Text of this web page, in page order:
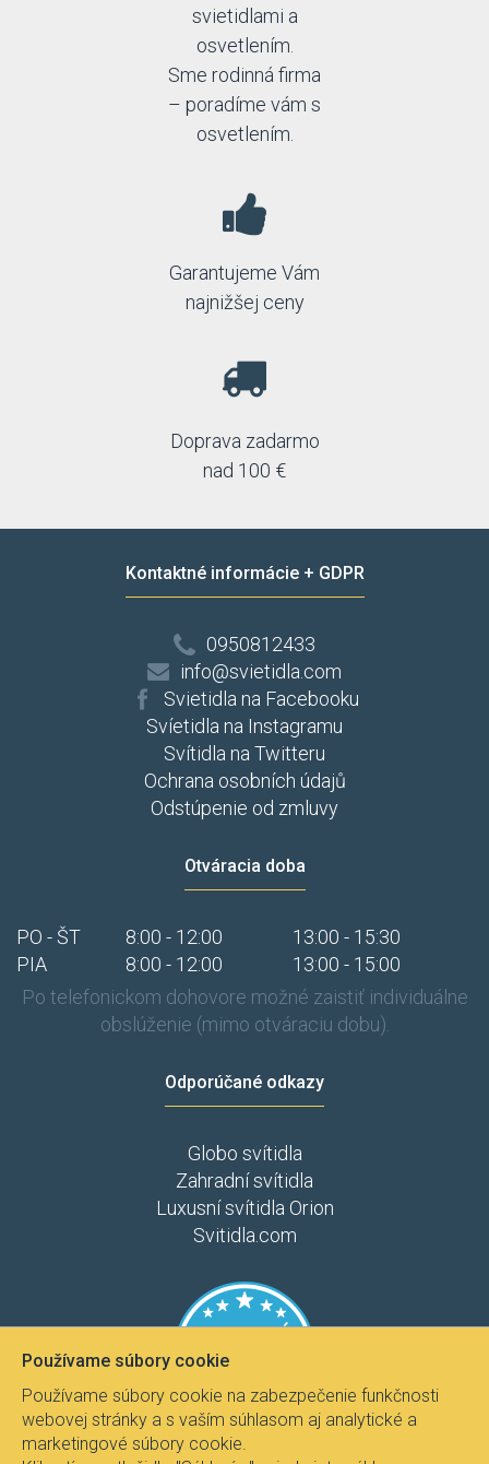
svietidlami a
osvetlením.
Sme rodinná firma
– poradíme vám s
osvetlením.
Garantujeme Vám
najnižšej ceny
Doprava zadarmo
nad 100 €
Kontaktné informácie + GDPR
0950812433
info@svietidla.com
Svietidla na Facebooku
Svíetidla na Instagramu
Svítidla na Twitteru
Ochrana osobních údajů
Odstúpenie od zmluvy
Otváracia doba
PO - ŠT 8:00 - 12:00
13:00 - 15:30
PIA
8:00 - 12:00
13:00 - 15:00
Po telefonickom dohovore možné zaistiť individuálne
obslúženie (mimo otváraciu dobu).
Odporúčané odkazy
Globo svítidla
Zahradní svítidla
Luxusní svítidla Orion
Svitidla.com
Používame súbory cookie
Používame súbory cookie na zabezpečenie funkčnosti
webovej stránky a s vaším súhlasom aj analytické a
marketingové súbory cookie.